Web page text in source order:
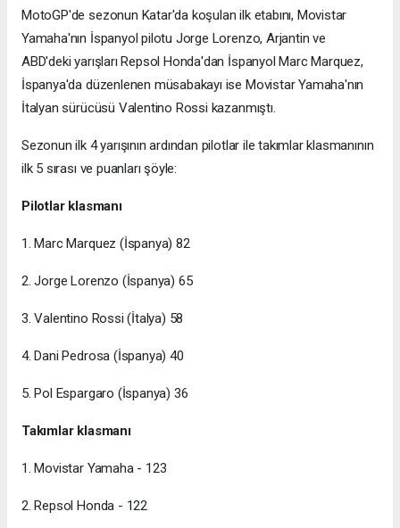
MotoGP'de sezonun Katar'da koşulan ilk etabını, Movistar
Yamaha'nın İspanyol pilotu Jorge Lorenzo, Arjantin ve
ABD'deki yarışları Repsol Honda'dan İspanyol Marc Marquez,
İspanya'da düzenlenen müsabakayı ise Movistar Yamaha'nın
İtalyan sürücüsü Valentino Rossi kazanmıştı.
Sezonun ilk 4 yarışının ardından pilotlar ile takımlar klasmanının
ilk 5 sırası ve puanları şöyle:
Pilotlar klasmanı
1. Marc Marquez (İspanya) 82
2. Jorge Lorenzo (İspanya) 65
3. Valentino Rossi (İtalya) 58
4. Dani Pedrosa (İspanya) 40
5. Pol Espargaro (İspanya) 36
Takımlar klasmanı
1. Movistar Yamaha - 123
2. Repsol Honda - 122